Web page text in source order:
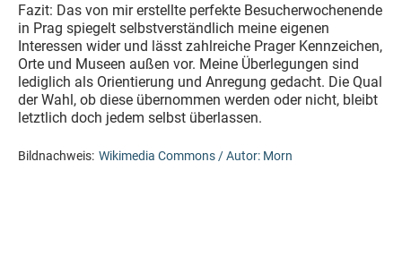
Fazit: Das von mir erstellte perfekte Besucherwochenende
in Prag spiegelt selbstverständlich meine eigenen
Interessen wider und lässt zahlreiche Prager Kennzeichen,
Orte und Museen außen vor. Meine Überlegungen sind
lediglich als Orientierung und Anregung gedacht. Die Qual
der Wahl, ob diese übernommen werden oder nicht, bleibt
letztlich doch jedem selbst überlassen.
Bildnachweis: Wikimedia Commons / Autor: Morn